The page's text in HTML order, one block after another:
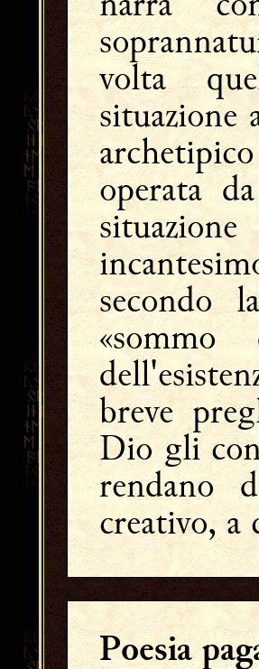
volta
situazione
operata
secondo
breve
Dio gli
rendano
creativo, a
Poesia